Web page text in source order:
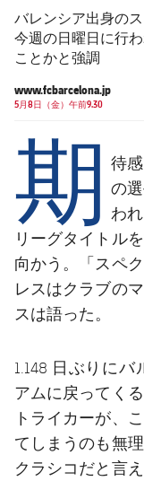
順位表
チケット
結果
順位表
トップチー
plusicon
スケジュー
チケット
順位表
PLUSICON
スケジュ
チケット
結果
順位表
バレンシア出身の
今週の日曜日に行
ことかと強調
www.fcbarcelona.jp
5月8日（金）午前9.30
期 待
の
わ
リーグタイトル
向かう。「スペ
レスはクラブの
スは語った。
1.148 日ぶりに
アムに戻ってく
トライカーが、
てしまうのも無
クラシコだと言